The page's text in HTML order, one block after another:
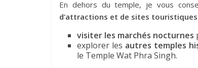
En dehors du temple, je vous
d’attractions et de sites
visiter les marchés nocturnes
explorer les autres temples
le Temple Wat Phra Singh.